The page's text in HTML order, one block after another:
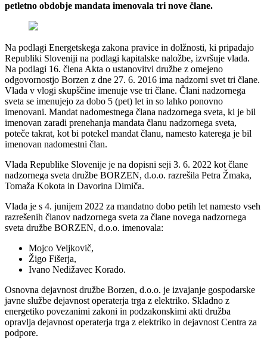
petletno obdobje mandata imenovala tri nove člane.
Na podlagi Energetskega zakona pravice in dolžnosti, ki pripadajo
Republiki Sloveniji na podlagi kapitalske naložbe, izvršuje vlada.
Na podlagi 16. člena Akta o ustanovitvi družbe z omejeno
odgovornostjo Borzen z dne 27. 6. 2016 ima nadzorni svet tri člane.
Vlada v vlogi skupščine imenuje vse tri člane. Člani nadzornega
sveta se imenujejo za dobo 5 (pet) let in so lahko ponovno
imenovani. Mandat nadomestnega člana nadzornega sveta, ki je bil
imenovan zaradi prenehanja mandata članu nadzornega sveta,
poteče takrat, kot bi potekel mandat članu, namesto katerega je bil
imenovan nadomestni član.
Vlada Republike Slovenije je na dopisni seji 3. 6. 2022 kot člane
nadzornega sveta družbe BORZEN, d.o.o. razrešila Petra Žmaka,
Tomaža Kokota in Davorina Dimiča.
Vlada je s 4. junijem 2022 za mandatno dobo petih let namesto vseh
razrešenih članov nadzornega sveta za člane novega nadzornega
sveta družbe BORZEN, d.o.o. imenovala:
Mojco Veljkovič,
Žigo Fišerja,
Ivano Nedižavec Korado.
Osnovna dejavnost družbe Borzen, d.o.o. je izvajanje gospodarske
javne službe dejavnost operaterja trga z elektriko. Skladno z
energetiko povezanimi zakoni in podzakonskimi akti družba
opravlja dejavnost operaterja trga z elektriko in dejavnost Centra za
podpore.